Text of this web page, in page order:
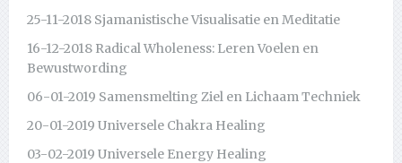
25-11-2018 Sjamanistische Visualisatie en Meditatie
16-12-2018 Radical Wholeness: Leren Voelen en
Bewustwording
06-01-2019 Samensmelting Ziel en Lichaam Techniek
20-01-2019 Universele Chakra Healing
03-02-2019 Universele Energy Healing